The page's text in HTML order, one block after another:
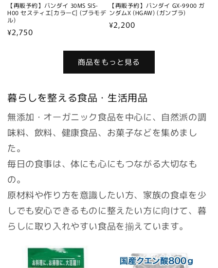
【再販予約】バンダイ 30MS SIS-
H00 セスティエ[カラーC] (プラモデ
ル)
通
¥2,750
【再販予約】バンダイ GX-9900 ガ
ンダムX (HGAW) (ガンプラ)
通
価
格
¥2,200
商品をもっと見る
暮らしを整える食品・生活用品
無添加・オーガニック食品を中心に、自然派の調
味料、飲料、健康食品、お菓子などを集めまし
た。
毎日の食事は、体にも心にもつながる大切なも
の。
原材料や作り方を意識したい方、家族の食卓を少
しでも安心できるものに整えたい方に向けて、暮
らしに取り入れやすい食品を揃えています。